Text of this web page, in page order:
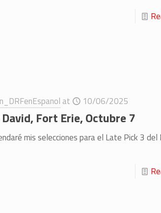
at 10/06/2025
Fort Erie, Octubre 7
mis selecciones para el Late Pick 3